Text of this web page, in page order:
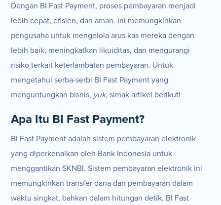
Dengan BI Fast Payment, proses pembayaran menjadi
lebih cepat, efisien, dan aman. Ini memungkinkan
pengusaha untuk mengelola arus kas mereka dengan
lebih baik, meningkatkan likuiditas, dan mengurangi
risiko terkait keterlambatan pembayaran. Untuk
mengetahui serba-serbi BI Fast Payment yang
menguntungkan bisnis, yuk, simak artikel berikut!
Apa Itu BI Fast Payment?
BI Fast Payment adalah sistem pembayaran elektronik
yang diperkenalkan oleh Bank Indonesia untuk
menggantikan SKNBI. Sistem pembayaran elektronik ini
memungkinkan transfer dana dan pembayaran dalam
waktu singkat, bahkan dalam hitungan detik. BI Fast